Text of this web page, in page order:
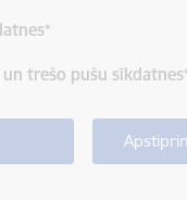
*
trešo pušu sīkdatnes